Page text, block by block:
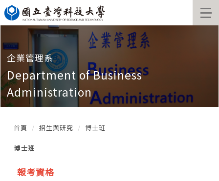
跳
到
主
內
容
區
塊
企業管理系
Department of Business
Administration
首頁 招生與研究 博士班
博士班
報考資格